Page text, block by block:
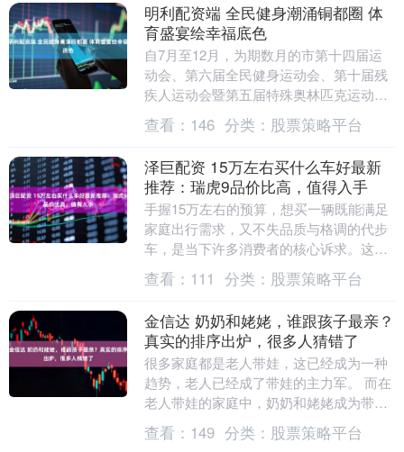
明利配资端 全民健身潮涌铜都圈 体
育盛宴绘幸福底色
自7月至12月，为期数月的市第十四届运
动会、第六届全民健身运动会、第十届残
疾人运动会暨第五届特殊奥林匹克运动
会，以一场覆盖全民的体育盛宴点燃铜都
活力。9222名....
查看： 146 分类： 股票策略平台
泽巨配资 15万左右买什么车好最新
推荐：瑞虎9品价比高，值得入手
手握15万左右的预算，想买一辆既能满足
家庭出行需求，又不失品质与格调的代步
车，是当下许多消费者的核心诉求。这个
价位区间的选择看似丰富，但要在空间、
配置、动力等等....
查看： 111 分类： 股票策略平台
金信达 奶奶和姥姥，谁跟孩子最亲？
真实的排序出炉，很多人猜错了
很多家庭都是老人带娃，这已经成为一种
趋势，老人已经成了带娃的主力军。 而在
老人带娃的家庭中，奶奶和姥姥成为带娃
的抢手人选，在带娃这件事上，爷爷和姥
爷要排到后面了....
查看： 149 分类： 股票策略平台